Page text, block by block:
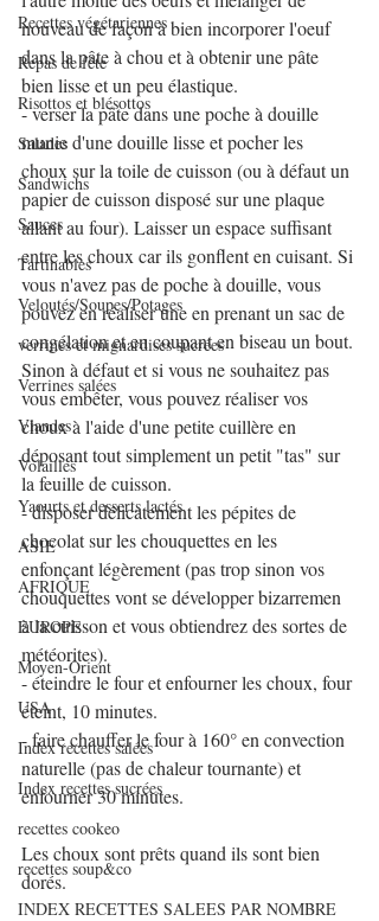
Recettes végétariennes
Repas de fête
Risottos et blésottos
Salades
Sandwichs
Sauces
Tartinables
Veloutés/Soupes/Potages
verrines et mignardises sucrées
Verrines salées
Viandes
Volailles
Yaourts et desserts lactés
ASIE
AFRIQUE
EUROPE
Moyen-Orient
USA
Index recettes salées
Index recettes sucrées
recettes cookeo
recettes soup&co
INDEX RECETTES SALEES PAR NOMBRE
nouveau de façon à bien incorporer l'oeuf
dans la pâte à chou et à obtenir une pâte
bien lisse et un peu élastique.
- verser la pâte dans une poche à douille
munie d'une douille lisse et pocher les
choux sur la toile de cuisson (ou à défaut un
papier de cuisson disposé sur une plaque
allant au four). Laisser un espace suffisant
entre les choux car ils gonflent en cuisant. Si
vous n'avez pas de poche à douille, vous
pouvez en réaliser une en prenant un sac de
congélation et en coupant en biseau un bout.
Sinon à défaut et si vous ne souhaitez pas
vous embêter, vous pouvez réaliser vos
choux à l'aide d'une petite cuillère en
déposant tout simplement un petit "tas" sur
la feuille de cuisson.
- disposer délicatement les pépites de
chocolat sur les chouquettes en les
enfonçant légèrement (pas trop sinon vos
chouquettes vont se développer bizarremen
à la cuisson et vous obtiendrez des sortes de
météorites).
- éteindre le four et enfourner les choux, four
éteint, 10 minutes.
- faire chauffer le four à 160° en convection
naturelle (pas de chaleur tournante) et
enfourner 30 minutes.
Les choux sont prêts quand ils sont bien
dorés.